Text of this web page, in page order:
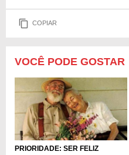
COPIAR
VOCÊ PODE GOSTAR
PRIORIDADE: SER FELIZ